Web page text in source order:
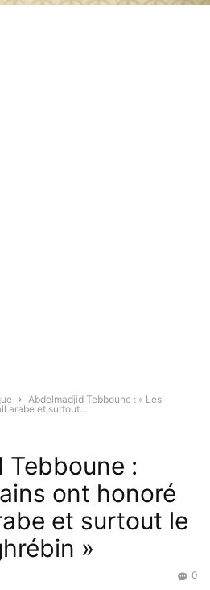
Abdelmadjid Tebboune : « Les
arabe et surtout...
Tebboune :
ont honoré
et surtout le
»
0